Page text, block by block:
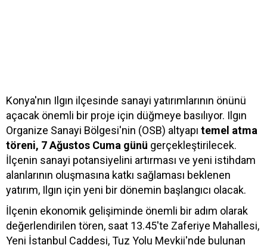
Konya'nın Ilgın ilçesinde sanayi yatırımlarının önünü
açacak önemli bir proje için düğmeye basılıyor. Ilgın
Organize Sanayi Bölgesi'nin (OSB) altyapı temel atma
töreni, 7 Ağustos Cuma günü gerçekleştirilecek.
İlçenin sanayi potansiyelini artırması ve yeni istihdam
alanlarının oluşmasına katkı sağlaması beklenen
yatırım, Ilgın için yeni bir dönemin başlangıcı olacak.
İlçenin ekonomik gelişiminde önemli bir adım olarak
değerlendirilen tören, saat 13.45'te Zaferiye Mahallesi,
Yeni İstanbul Caddesi, Tuz Yolu Mevkii'nde bulunan